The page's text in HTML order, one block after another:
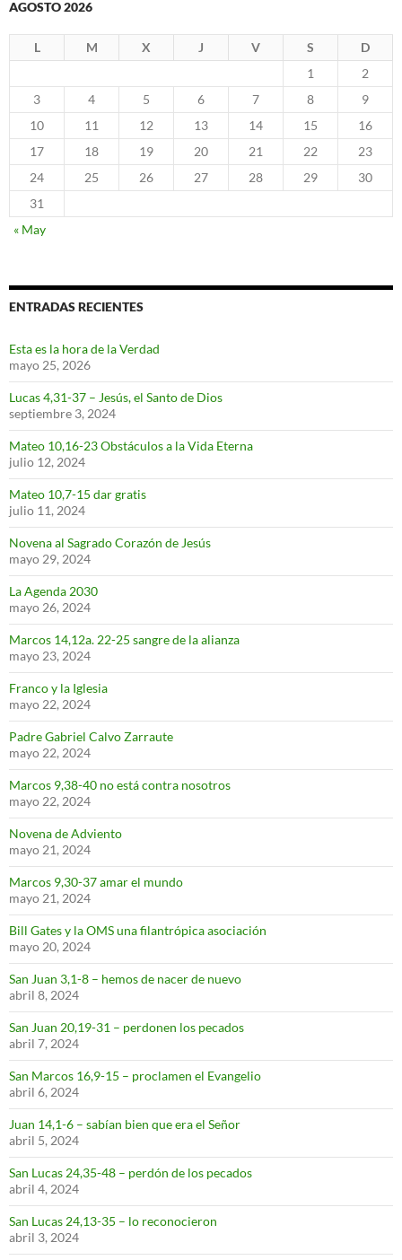
AGOSTO 2026
L M X J V S
D
1
2
3
4 5 6 7 8
9
10
11 12 13 14 15
16
17
18 19 20 21 22
23
24
25 26 27 28 29
30
31
« May
ENTRADAS RECIENTES
Esta es la hora de la Verdad
mayo 25, 2026
Lucas 4,31-37 – Jesús, el Santo de Dios
septiembre 3, 2024
Mateo 10,16-23 Obstáculos a la Vida Eterna
julio 12, 2024
Mateo 10,7-15 dar gratis
julio 11, 2024
Novena al Sagrado Corazón de Jesús
mayo 29, 2024
La Agenda 2030
mayo 26, 2024
Marcos 14,12a. 22-25 sangre de la alianza
mayo 23, 2024
Franco y la Iglesia
mayo 22, 2024
Padre Gabriel Calvo Zarraute
mayo 22, 2024
Marcos 9,38-40 no está contra nosotros
mayo 22, 2024
Novena de Adviento
mayo 21, 2024
Marcos 9,30-37 amar el mundo
mayo 21, 2024
Bill Gates y la OMS una filantrópica asociación
mayo 20, 2024
San Juan 3,1-8 – hemos de nacer de nuevo
abril 8, 2024
San Juan 20,19-31 – perdonen los pecados
abril 7, 2024
San Marcos 16,9-15 – proclamen el Evangelio
abril 6, 2024
Juan 14,1-6 – sabían bien que era el Señor
abril 5, 2024
San Lucas 24,35-48 – perdón de los pecados
abril 4, 2024
San Lucas 24,13-35 – lo reconocieron
abril 3, 2024